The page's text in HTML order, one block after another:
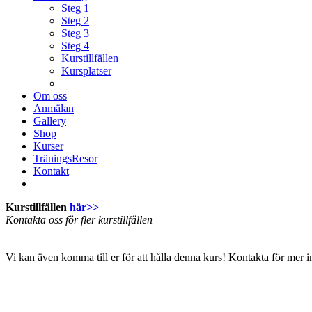
Steg 1
Steg 2
Steg 3
Steg 4
Kurstillfällen
Kursplatser
Om oss
Anmälan
Gallery
Shop
Kurser
TräningsResor
Kontakt
Kurstillfällen här>>
Kontakta oss för fler kurstillfällen
Vi kan även komma till er för att hålla denna kurs! Kontakta för mer